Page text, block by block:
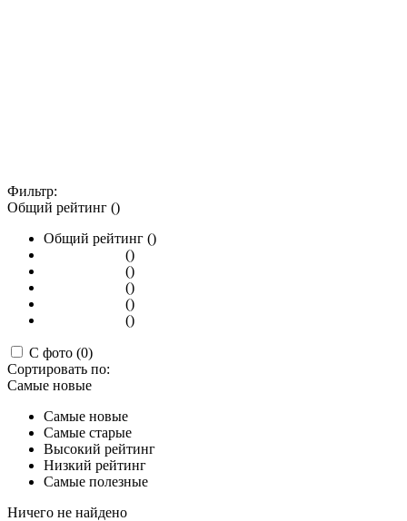
Фильтр:
Общий рейтинг ()
Общий рейтинг ()
()
()
()
()
()
С фото (0)
Сортировать по:
Самые новые
Самые новые
Самые старые
Высокий рейтинг
Низкий рейтинг
Самые полезные
Ничего не найдено